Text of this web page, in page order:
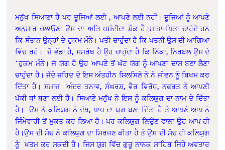
ਮਨੁੱਖ ਸਿਆਣਾ ਹੈ ਪਰ ਦੂਜਿਆਂ ਲਈ , ਆਪਣੇ ਲਈ ਨਹੀਂ। ਦੂਜਿਆਂ ਨੂੰ ਆਪਣੇ
ਅਨੁਸਾਰ ਚਲਾਉਣਾ ਉਸ ਦਾ ਅਤਿ ਪਸੰਦੀਦਾ ਸ਼ੌਕ ਹੈ।ਮਾਤਾ-ਪਿਤਾ ਚਾਹੁੰਦੇ ਹਨ
ਕਿ ਸੰਤਾਨ ਉਨ੍ਹਾਂ ਦੇ ਹੁਕਮ ਮੰਨੇ। ਪਤੀ ਚਾਹੁੰਦਾ ਹੈ ਕਿ ਪਤਨੀ ਉਸ ਦੀ ਆਗਿਆ
ਵਿੱਚ ਰਹੇ। ਜੋ ਵੱਡਾ ਹੈ, ਸਮਰੱਥ ਹੈ ਉਹ ਚਾਹੁੰਦਾ ਹੈ ਕਿ ਨਿੱਕਾ, ਨਿਰਬਲ ਉਸ ਦੇ
`ਹੁਕਮ ਮੰਨੇ। ਜੋ ਯੋਗ ਹੈ ਉਹ ਆਪਣੇ ਤੋਂ ਘੱਟ ਯੋਗ ਨੂੰ ਆਪਣਾ ਦਾਸ ਬਣਾ ਲੈਣਾ
ਚਾਹੁੰਦਾ ਹੈ। ਜੱਦੋ ਜਹਿਦ ਦੇ ਇਸ ਅੰਤਹੀਨ ਸਿਲਸਿਲੇ ਨੇ ਨੇ ਜੀਵਨ ਨੂੰ ਬਿਖਮ ਕਰ
ਦਿੱਤਾ ਹੈ। ਸਮਾਜ ਅੰਦਰ ਤਨਾਵ, ਸੰਘਰਸ਼, ਵੈਰ ਵਿਰੋਧ, ਨਫਰਤ ਨੇ ਆਪਣੀ
ਪੱਕੀ ਥਾਂ ਬਣਾ ਲਈ ਹੈ। ਸਿਆਣੇ ਮਨੁੱਖ ਨੇ ਇਸ ਨੂੰ ਕਲਿਯੁਗ ਦਾ ਨਾਮ ਦੇ ਦਿੱਤਾ
ਹੈ। ਉਸ ਨੇ ਕਲਿਯੁਗ ਨੂੰ ਦੁੱਖ, ਪਾਪ ਦਾ ਯੁਗ ਬਣਾ ਦਿੱਤਾ ਹੈ ਤੇ ਆਪਣੇ ਆਪ ਨੂੰ
ਜਿੰਮੇਵਾਰੀ ਤੋਂ ਮੁਕਤ ਕਰ ਲਿਆ ਹੈ। ਪਰ ਕਲਿਯੁਗ ਲਿਉਣ ਵਾਲਾ ਉਹ ਆਪ ਹੀ
ਹੈ।ਉਸ ਦੀ ਸੋਚ ਨੇ ਕਲਿਯੁਗ ਦਾ ਸਿਰਜਣ ਕੀਤਾ ਹੈ ਤੇ ਉਸ ਦੀ ਸੋਚ ਹੀ ਕਲਿਯੁਗ
ਨੂੰ ਖਤਮ ਕਰ ਸਕਦੀ ਹੈ। ਜਿਸ ਯੁਗ ਵਿੱਚ ਗੁਰੂ ਨਾਨਕ ਸਾਹਿਬ ਜਿਹੇ ਅਵਤਾਰ